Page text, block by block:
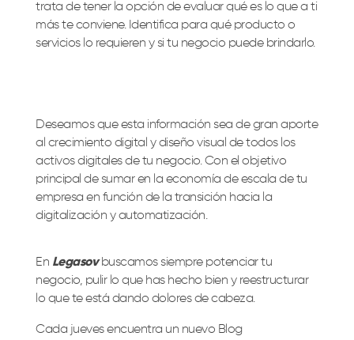
trata de tener la opción de evaluar qué es lo que a ti
más te conviene. Identifica para qué producto o
servicios lo requieren y si tu negocio puede brindarlo.
Deseamos que esta información sea de gran aporte
al crecimiento digital y diseño visual de todos los
activos digitales de tu negocio. Con el objetivo
principal de sumar en la economía de escala de tu
empresa en función de la transición hacia la
digitalización y automatización.
En Legasovbuscamos siempre potenciar tu
negocio, pulir lo que has hecho bien y reestructurar
lo que te está dando dolores de cabeza.
Cada jueves encuentra un nuevo Blog